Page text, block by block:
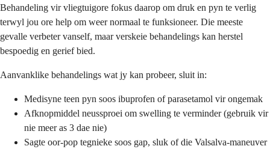
Behandeling vir vliegtuigore fokus daarop om druk en pyn te verlig
terwyl jou ore help om weer normaal te funksioneer. Die meeste
gevalle verbeter vanself, maar verskeie behandelings kan herstel
bespoedig en gerief bied.
Aanvanklike behandelings wat jy kan probeer, sluit in:
Medisyne teen pyn soos ibuprofen of parasetamol vir ongemak
Afknopmiddel neussproei om swelling te verminder (gebruik vir
nie meer as 3 dae nie)
Sagte oor-pop tegnieke soos gap, sluk of die Valsalva-maneuver